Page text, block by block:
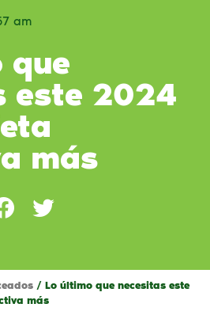
am
que
este 2024
más
/ Lo último que necesitas este
más